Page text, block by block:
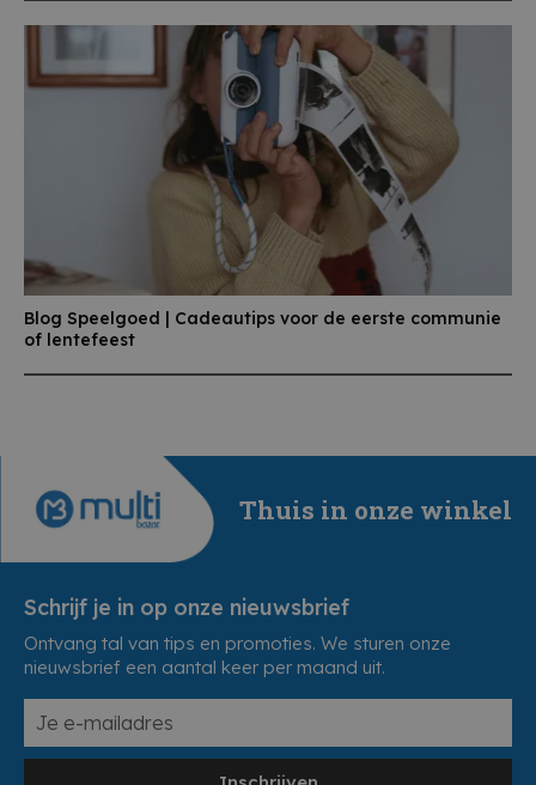
Blog Speelgoed | Cadeautips voor de eerste communie
of lentefeest
Thuis in onze winkel
Schrijf je in op onze nieuwsbrief
Ontvang tal van tips en promoties. We sturen onze
nieuwsbrief een aantal keer per maand uit.